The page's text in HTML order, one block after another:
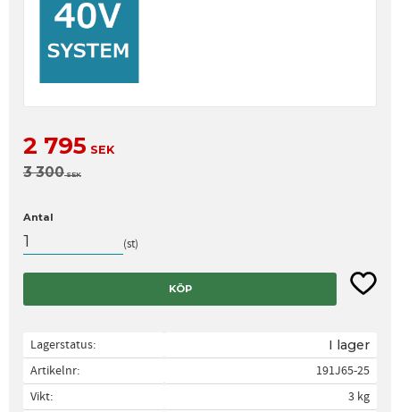
Nedsatt pris:
2 795 SEK
Ordinarie pris:
3 300SEK
Antal
st
KÖP Lägg
Lagerstatus I lager
Artikelnr
191J65-25
Vikt
3 kg